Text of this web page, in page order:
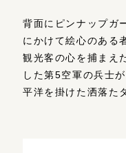
背面にピンナップガ
にかけて絵心のある
観光客の心を捕まえ
した第5空軍の兵士
平洋を掛けた洒落た